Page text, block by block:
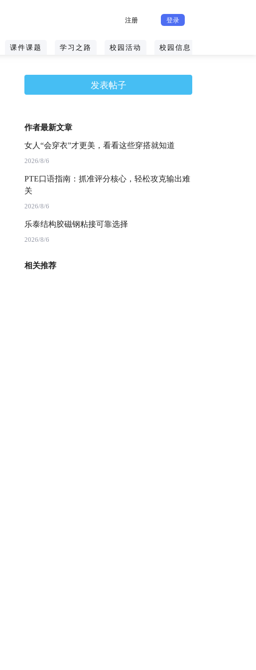
注册 登录
课件课题 学习之路 校园活动 校园信息
发表帖子
作者最新文章
女人“会穿衣”才更美，看看这些穿搭就知道
2026/8/6
PTE口语指南：抓准评分核心，轻松攻克输出难
关
2026/8/6
乐泰结构胶磁钢粘接可靠选择
2026/8/6
相关推荐